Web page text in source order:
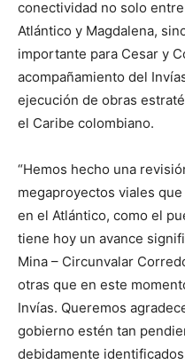
conectividad no solo
Atlántico y Magdalena,
importante para Cesar y
acompañamiento del
ejecución de obras
el Caribe colombiano.
“Hemos hecho una
megaproyectos viales
en el Atlántico, como el
tiene hoy un avance
Mina – Circunvalar
otras que en este
Invías. Queremos
gobierno estén tan
debidamente